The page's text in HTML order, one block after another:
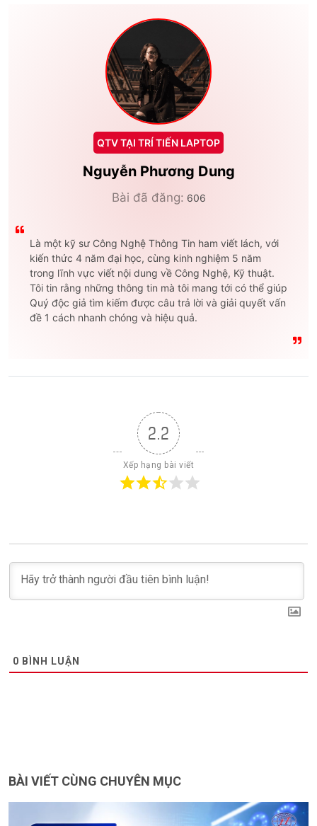
QTV TẠI TRÍ TIẾN LAPTOP
Nguyễn Phương Dung
Bài đã đăng: 606
Là một kỹ sư Công Nghệ Thông Tin ham viết lách, với
kiến thức 4 năm đại học, cùng kinh nghiệm 5 năm
trong lĩnh vực viết nội dung về Công Nghệ, Kỹ thuật.
Tôi tin rằng những thông tin mà tôi mang tới có thể giúp
Quý độc giả tìm kiếm được câu trả lời và giải quyết vấn
đề 1 cách nhanh chóng và hiệu quả.
2.2
Xếp hạng bài viết
0 BÌNH LUẬN
BÀI VIẾT CÙNG CHUYÊN MỤC